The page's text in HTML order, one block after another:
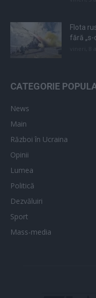
Flota
fără „s-
CATEGORIE
News
Main
Război în Ucraina
Opinii
Lumea
Politică
Dezvăluiri
Sport
Mass-media